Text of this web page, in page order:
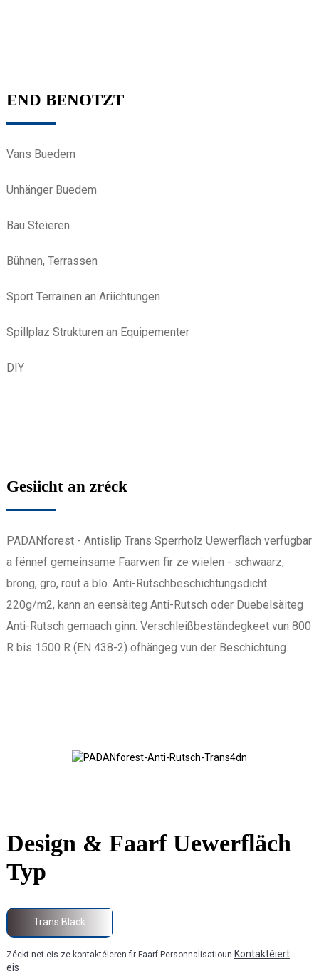
END BENOTZT
Vans Buedem
Unhänger Buedem
Bau Steieren
Bühnen, Terrassen
Sport Terrainen an Ariichtungen
Spillplaz Strukturen an Equipementer
DIY
Gesiicht an zréck
PADANforest - Antislip Trans Sperrholz Uewerfläch verfügbar
a fënnef gemeinsame Faarwen fir ze wielen - schwaarz,
brong, gro, rout a blo. Anti-Rutschbeschichtungsdicht
220g/m2, kann an eensäiteg Anti-Rutsch oder Duebelsäiteg
Anti-Rutsch gemaach ginn. Verschleißbeständegkeet vun 800
R bis 1500 R (EN 438-2) ofhängeg vun der Beschichtung.
Design & Faarf Uewerfläch
Typ
Trans Black
Zéckt net eis ze kontaktéieren fir Faarf Personnalisatioun. Kontaktéiert
eis